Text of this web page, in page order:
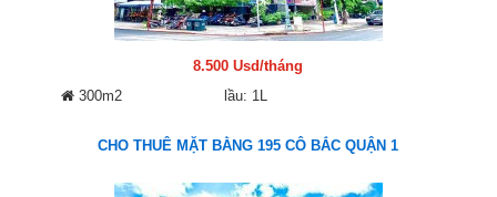
8.500 Usd/tháng
300m2
lầu: 1L
CHO THUÊ MẶT BẰNG 195 CÔ BẮC QUẬN 1